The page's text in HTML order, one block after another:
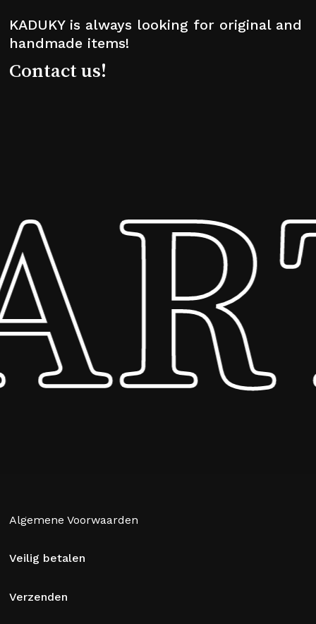
KADUKY is always looking for original and
handmade items!
Contact us!
Algemene Voorwaarden
Veilig betalen
Verzenden